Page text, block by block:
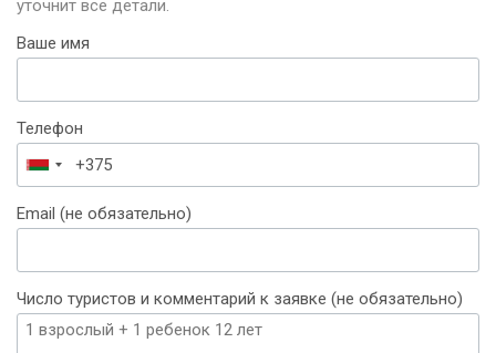
уточнит все детали.
Ваше имя
Телефон
Беларусь
+375
Email (не обязательно)
Число туристов и комментарий к заявке (не обязательно)